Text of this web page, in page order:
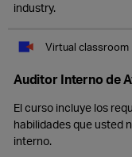
industry.
Virtual classroom
Auditor Interno de
El curso incluye los
habilidades que usted
interno.